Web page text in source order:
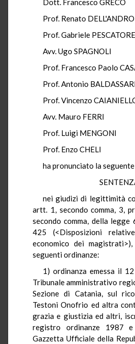
Dott. Francesco GRECO
Prof. Renato DELL'ANDRO
Prof. Gabriele PESCATORE
Avv. Ugo SPAGNOLI
Prof. Francesco Paolo
Prof. Antonio
Prof. Vincenzo
Avv. Mauro FERRI
Prof. Luigi MENGONI
Prof. Enzo CHELI
ha pronunciato la seguente
nei giudizi di legittimità
artt. 1, secondo comma, 3,
secondo comma, della
425 (<Disposizioni
economico dei
seguenti ordinanze:
1) ordinanza emessa il
Tribunale amministrativo
Sezione di Catania, sul
Testoni Onofrio ed altra
grazia e giustizia ed altri,
registro ordinanze 1987
Gazzetta Ufficiale della